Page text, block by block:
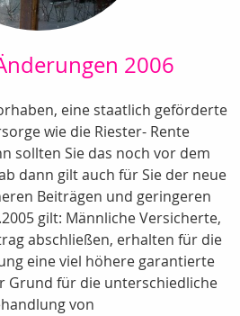
2006
eine staatlich geförderte
wie die Riester- Rente
sollten Sie das noch vor dem
dann gilt auch für Sie der neue
Beiträgen und geringeren
gilt: Männliche Versicherte,
abschließen, erhalten für die
eine viel höhere garantierte
Grund für die unterschiedliche
von